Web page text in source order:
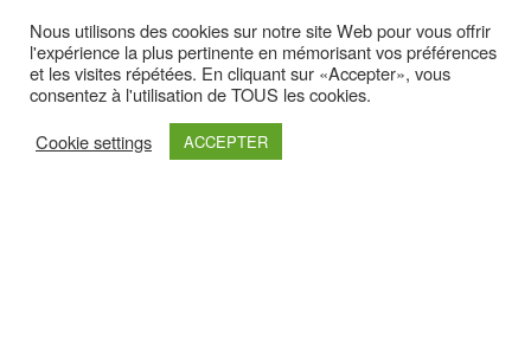
Nous utilisons des cookies sur notre site Web pour vous offrir
l'expérience la plus pertinente en mémorisant vos préférences
et les visites répétées. En cliquant sur «Accepter», vous
consentez à l'utilisation de TOUS les cookies.
Cookie settings
ACCEPTER